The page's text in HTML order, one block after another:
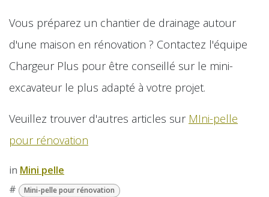
Vous préparez un chantier de drainage autour
d'une maison en rénovation ? Contactez l'équipe
Chargeur Plus pour être conseillé sur le mini-
excavateur le plus adapté à votre projet.
Veuillez trouver d'autres articles sur MIni-pelle
pour rénovation
in ​Mini pelle
#
Mini-pelle pour rénovation